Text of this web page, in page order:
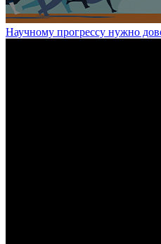
Научному прогрессу нужно